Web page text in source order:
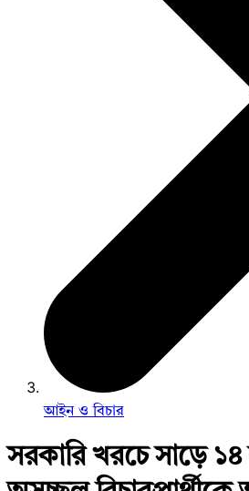
আইন ও বিচার
সরকারি খরচে সাড়ে